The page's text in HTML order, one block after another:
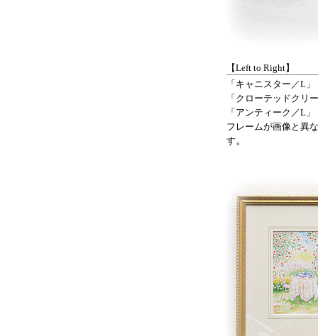
【Left to Right】
「キャニスター／L」
「クローテッドクリ
「アンティーク／L」
フレームが画像と異
す 。